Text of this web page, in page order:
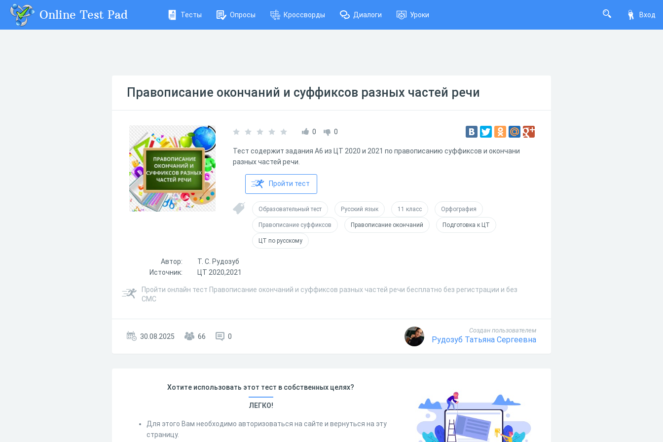
Вход
Online Test Pad Тесты Опросы Кроссворды Диалоги Уроки
Правописание окончаний и суффиксов разных частей речи
0 0
Тест содержит задания А6 из ЦТ 2020 и 2021 по правописанию суффиксов и окончани
разных частей речи.
Пройти тест
Образовательный тест Русский язык 11 класс Орфография
Правописание суффиксов Правописание окончаний Подготовка к ЦТ
ЦТ по русскому
Автор:
Т. С. Рудозуб
Источник:
ЦТ 2020,2021
Пройти онлайн тест Правописание окончаний и суффиксов разных частей речи бесплатно без регистрации и без
СМС
30.08.2025 66 0
Создан пользователем
Рудозуб Татьяна Сергеевна
Хотите использовать этот тест в собственных целях?
ЛЕГКО!
Для этого Вам необходимо авторизоваться на сайте и вернуться на эту
страницу.